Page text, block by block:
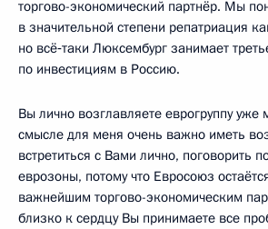
торгово-экономический партнёр. Мы
в значительной степени репатриация
но всё‑таки Люксембург занимает
по инвестициям в Россию.
Вы лично возглавляете еврогруппу уже
смысле для меня очень важно иметь
встретиться с Вами лично, поговорить
еврозоны, потому что Евросоюз
важнейшим торгово-экономическим
близко к сердцу Вы принимаете все